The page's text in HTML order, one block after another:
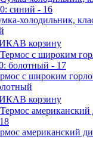
холодильник,
В корзину
с широким
В корзину
американский